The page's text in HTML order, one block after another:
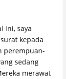
ini, saya
kepada
perempuan-
sedang
merawat